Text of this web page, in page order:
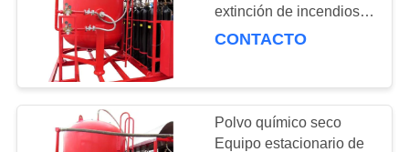
extinción de incendios
Tanque de polvo
CONTACTO
Polvo químico seco
Equipo estacionario de